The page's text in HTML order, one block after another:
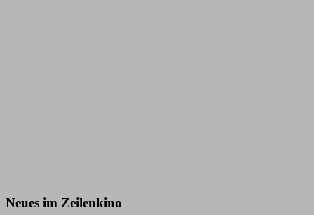
Neues im Zeilenkino